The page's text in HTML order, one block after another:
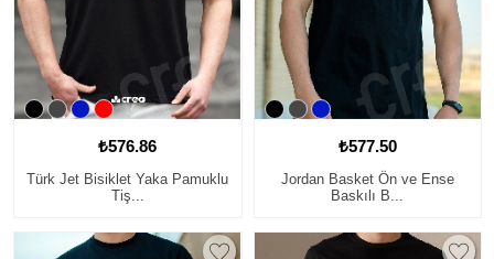
₺576.86
Türk Jet Bisiklet Yaka Pamuklu
Tiş...
₺577.50
Jordan Basket Ön ve Ense
Baskılı B...